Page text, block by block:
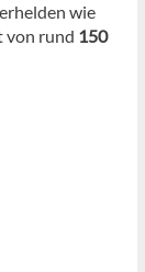
wie
von rund 150